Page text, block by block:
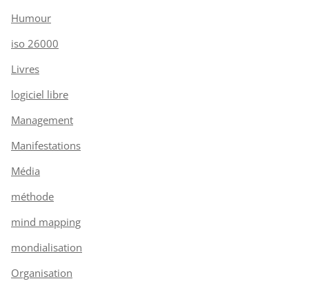
Humour
iso 26000
Livres
logiciel libre
Management
Manifestations
Média
méthode
mind mapping
mondialisation
Organisation